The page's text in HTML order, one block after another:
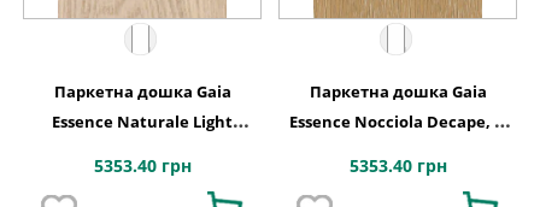
Паркетна дошка Gaia
Essence Naturale Light
5353.40 грн
Паркетна дошка Gaia
Essence Nocciola Decape, 1-
5353.40 грн